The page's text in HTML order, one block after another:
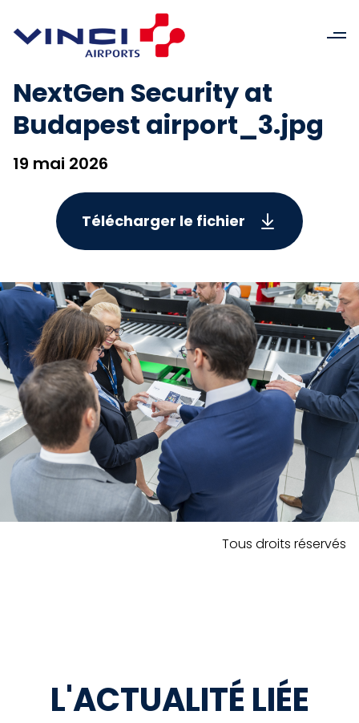
NextGen Security at
Budapest airport_3.jpg
19 mai 2026
Télécharger le fichier
Tous droits réservés
L'ACTUALITÉ LIÉE